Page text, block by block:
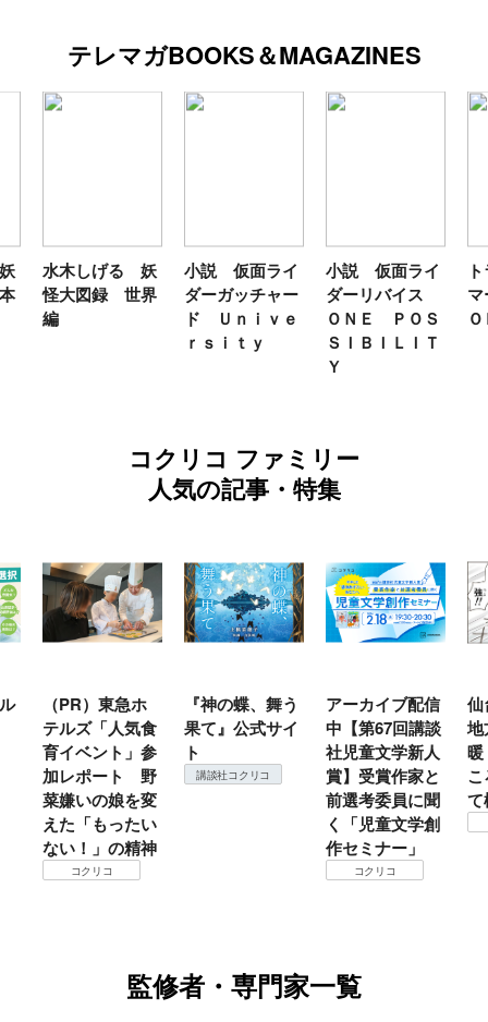
テレマガBOOKS＆MAGAZINES
水木しげる 妖
怪大図録 世界
編
小説 仮面ライ
ダーガッチャー
ド Ｕｎｉｖｅ
ｒｓｉｔｙ
小説 仮面ライ
ダーリバイス
ＯＮＥ ＰＯＳ
ＳＩＢＩＬＩＴ
Ｙ
コクリコ ファミリー
人気の記事・特集
（PR）東急ホ
テルズ「人気食
育イベント」参
加レポート 野
菜嫌いの娘を変
えた「もったい
ない！」の精神
コクリコ
『神の蝶、舞う
果て』公式サイ
ト
講談社コクリコ
アーカイブ配信
中【第67回講談
社児童文学新人
賞】受賞作家と
前選考委員に聞
く「児童文学創
作セミナー」
コクリコ
仙
地
て
監修者・専門家一覧